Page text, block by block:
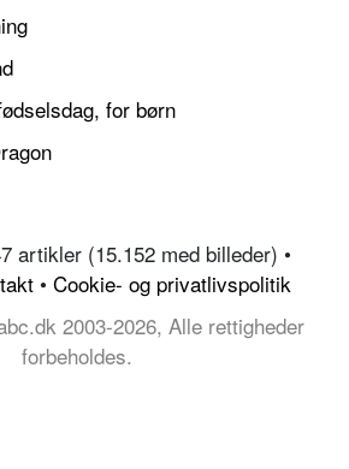
for børn
artikler (15.152 med billeder) •
• Cookie- og privatlivspolitik
2003-2026, Alle rettigheder
forbeholdes.